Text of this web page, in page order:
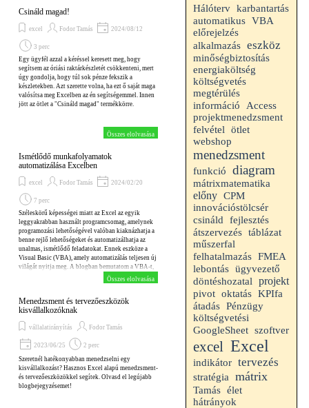
Csináld magad!
excel Fodor Tamás 2024/08/12
3 perc
Egy ügyfél azzal a kéréssel keresett meg, hogy
segítsem az óriási raktárkészletét csökkenteni, mert
úgy gondolja, hogy túl sok pénze fekszik a
készletekben. Azt szerette volna, ha ezt ő saját maga
valósítsa meg Excelben az én segítségemmel. Innen
jött az ötlet a "Csináld magad" termékkörre.
Összes elolvasása
Ismétlődő munkafolyamatok
automatizálása Excelben
excel Fodor Tamás 2024/02/20
7 perc
Széleskörű képességei miatt az Excel az egyik
leggyakrabban használt programcsomag, amelynek
programozási lehetőségével valóban kiaknázhatja a
benne rejlő lehetőségeket és automatizálhatja az
unalmas, ismétlődő feladatokat. Ennek eszköze a
Visual Basic (VBA), amely automatizálás teljesen új
világát nyitja meg. A blogban bemutatom a VBA-t,
és azt, hogyan érdemes-e használni az ExcelÖsszes elolvasása
Menedzsment és tervezőeszközök
kisvállalkozóknak
vállalatirányítás Fodor Tamás
2023/06/25
2 perc
Szeretnél hatékonyabban menedzselni egy
kisvállalkozást? Hasznos Excel alapú menedzsment-
és tervezőeszközökkel segítek. Olvasd el legújabb
blogbejegyzésemet!
Hálóterv karbantartás
automatikus VBA
előrejelzés
alkalmazás eszköz
minőségbiztosítás
energiaköltség
költségvetés
megtérülés
információ
Access
projektmenedzsment
felvétel
ötlet
webshop
menedzsment
funkció diagram
mátrixmatematika
előny CPM
innovációstölcsér
csináld
fejlesztés
átszervezés táblázat
műszerfal
felhatalmazás FMEA
lebontás ügyvezető
döntéshozatal
projekt
pivot oktatás KPIfa
átadás Pénzügy
költségvetési
GoogleSheet szoftver
excel Excel
indikátor tervezés
stratégia mátrix
Tamás élet
hátrányok